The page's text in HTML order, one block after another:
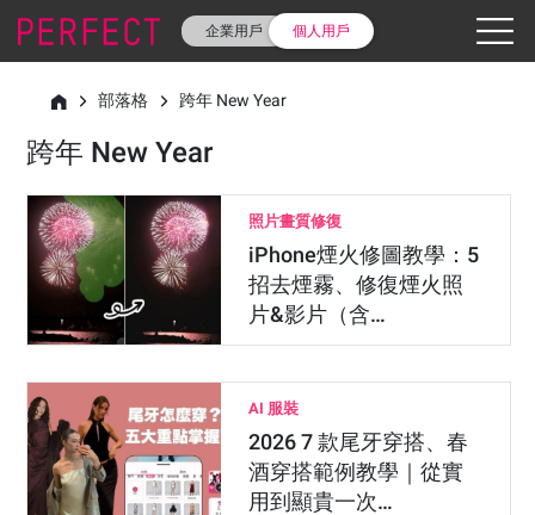
企業用戶 個人用戶
部落格 跨年 New Year
跨年 New Year
照片畫質修復
iPhone煙火修圖教學：5
招去煙霧、修復煙火照
片&影片（含…
AI 服裝
2026 7 款尾牙穿搭、春
酒穿搭範例教學｜從實
用到顯貴一次…